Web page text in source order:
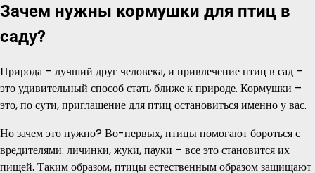
Зачем нужны кормушки для птиц в
саду?
Природа – лучший друг человека, и привлечение птиц в сад –
это удивительный способ стать ближе к природе. Кормушки –
это, по сути, приглашение для птиц остановиться именно у вас.
Но зачем это нужно? Во-первых, птицы помогают бороться с
вредителями: личинки, жуки, пауки – все это становится их
пищей. Таким образом, птицы естественным образом защищают